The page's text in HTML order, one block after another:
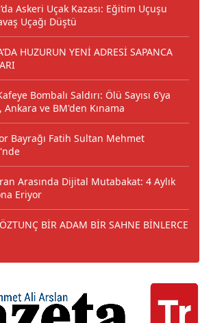
Askeri Uçak Kazası: Eğitim Uçuşu
Uçağı Düştü
HUZURUN YENİ ADRESİ SAPANCA
Bombalı Saldırı: Ölü Sayısı 6’ya
Ankara ve BM'den Kınama
Bayrağı Fatih Sultan Mehmet
Arasında Dijital Mutabakat: 4 Aylık
Eriyor
BİR ADAM BİR SAHNE BİNLERCE